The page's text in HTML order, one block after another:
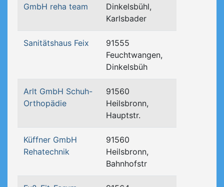
GmbH reha team
Dinkelsbühl,
Karlsbader
Sanitätshaus Feix
91555
Feuchtwangen,
Dinkelsbüh
Arlt GmbH Schuh-
Orthopädie
91560
Heilsbronn,
Hauptstr.
Küffner GmbH
Rehatechnik
91560
Heilsbronn,
Bahnhofstr